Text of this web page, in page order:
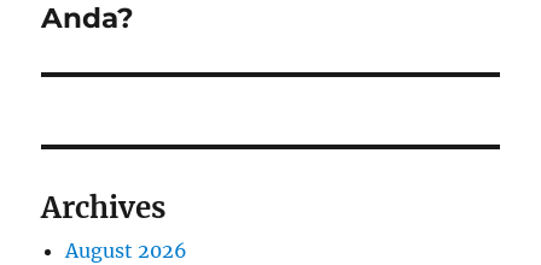
Anda?
Archives
August 2026